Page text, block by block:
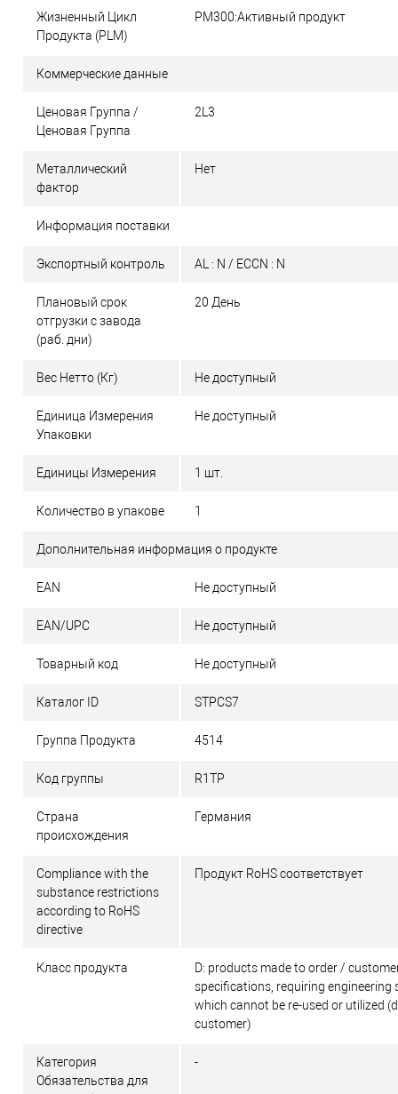
Жизненный Цикл
Продукта (PLM)
PM300:Активный продукт
Коммерческие данные
Ценовая Группа /
Ценовая Группа
2L3
Металлический
фактор
Нет
Информация поставки
Экспортный контроль AL : N / ECCN : N
Плановый срок
отгрузки с завода
(раб. дни)
20 День
Вес Нетто (Кг) Не доступный
Единица Измерения
Упаковки
Не доступный
Единицы Измерения 1 шт.
Количество в упакове 1
Дополнительная информация о продукте
EAN Не доступный
EAN/UPC Не доступный
Товарный код Не доступный
Каталог ID STPCS7
Группа Продукта 4514
Код группы R1TP
Страна
происхождения
Германия
Compliance with the
substance restrictions
according to RoHS
directive
Продукт RoHS соответствует
Класс продукта
D: products made to order /
specifications, requiring engineering
which cannot be re-used or utilized
customer)
Категория
Обязательства для
-